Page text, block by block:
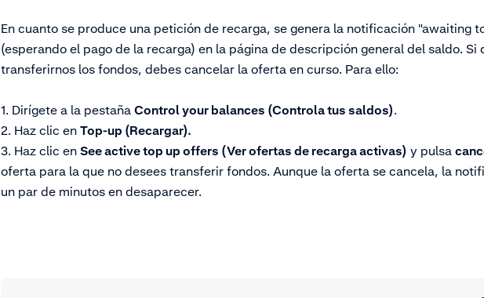
En cuanto se produce una petición de recarga, se genera la notificación "awaiting
(esperando el pago de la recarga) en la página de descripción general del saldo. Si
transferirnos los fondos, debes cancelar la oferta en curso. Para ello:
1. Dirígete a la pestaña Control your balances (Controla tus saldos).
2. Haz clic en Top-up (Recargar).
3. Haz clic en See active top up offers (Ver ofertas de recarga activas) y pulsa
oferta para la que no desees transferir fondos. Aunque la oferta se cancela, la
un par de minutos en desaparecer.